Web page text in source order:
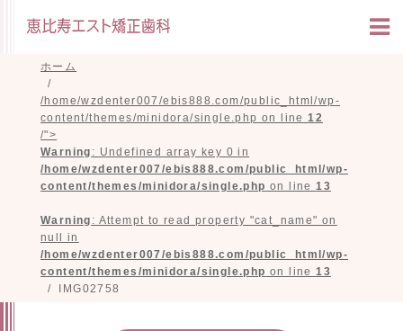
ホーム
/home/wzdenter007/ebis888.com/public_html/wp-
content/themes/minidora/single.php on line12
/">
Warning : Undefined array key 0 in
/home/wzdenter007/ebis888.com/public_html/wp-
content/themes/minidora/single.php on line13
Warning : Attempt to read property "cat_name" on
null in
/home/wzdenter007/ebis888.com/public_html/wp-
content/themes/minidora/single.php on line13
IMG02758